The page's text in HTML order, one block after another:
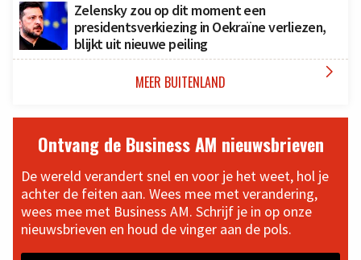
Zelensky zou op dit moment een
presidentsverkiezing in Oekraïne verliezen,
blijkt uit nieuwe peiling
MEER BUITENLAND 
Ontvang de Business AM nieuwsbrieven
De wereld verandert snel en voor je het weet, hol je
achter de feiten aan. Wees mee met verandering,
wees mee met Business AM. Schrijf je in op onze
nieuwsbrieven en houd de vinger aan de pols.